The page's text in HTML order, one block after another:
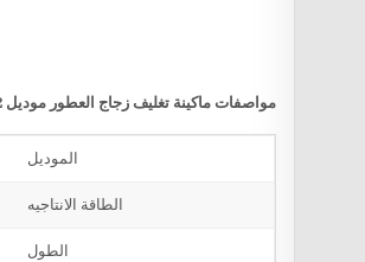
مواصفاتماكينة تغليف زجاج العطورموديل 802 ماركة مهندس منسي
الموديل
الطاقة الانتاجيه
الطول